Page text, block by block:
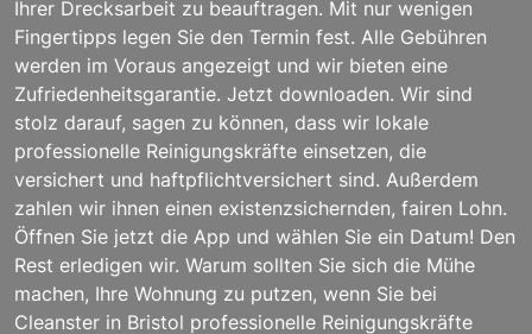
Ihrer Drecksarbeit zu beauftragen. Mit nur wenigen
Fingertipps legen Sie den Termin fest. Alle Gebühren
werden im Voraus angezeigt und wir bieten eine
Zufriedenheitsgarantie. Jetzt downloaden. Wir sind
stolz darauf, sagen zu können, dass wir lokale
professionelle Reinigungskräfte einsetzen, die
versichert und haftpflichtversichert sind. Außerdem
zahlen wir ihnen einen existenzsichernden, fairen Lohn.
Öffnen Sie jetzt die App und wählen Sie ein Datum! Den
Rest erledigen wir. Warum sollten Sie sich die Mühe
machen, Ihre Wohnung zu putzen, wenn Sie bei
Cleanster in Bristol professionelle Reinigungskräfte